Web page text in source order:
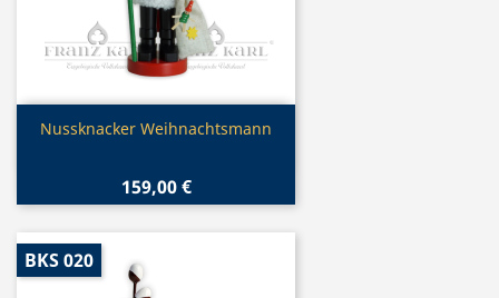
Vorschau
Nussknacker Weihnachtsmann
159,00 €
BKS 020